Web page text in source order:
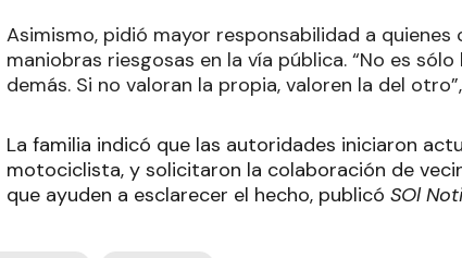
Asimismo, pidió mayor responsabilidad a
maniobras riesgosas en la vía pública. “No es
demás. Si no valoran la propia, valoren la del
La familia indicó que las autoridades iniciaron
motociclista, y solicitaron la colaboración de
que ayuden a esclarecer el hecho, publicó SOl